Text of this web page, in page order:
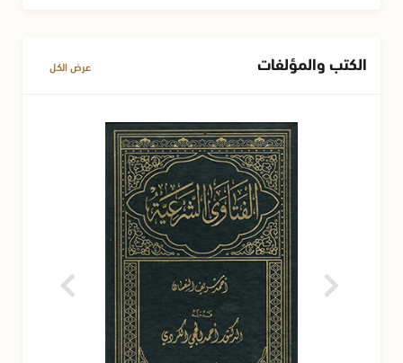
الكتب والمؤلفات عرض الكل